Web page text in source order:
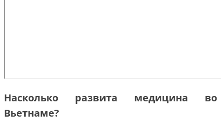
Насколько развита медицина во
Вьетнаме?